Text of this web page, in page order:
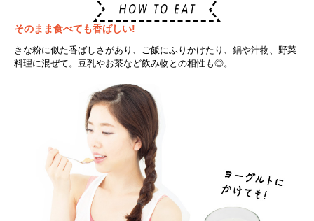
そのまま食べても香ばしい!
きな粉に似た香ばしさがあり、ご飯にふりかけたり、鍋や汁物、野菜
料理に混ぜて。豆乳やお茶など飲み物との相性も◎。